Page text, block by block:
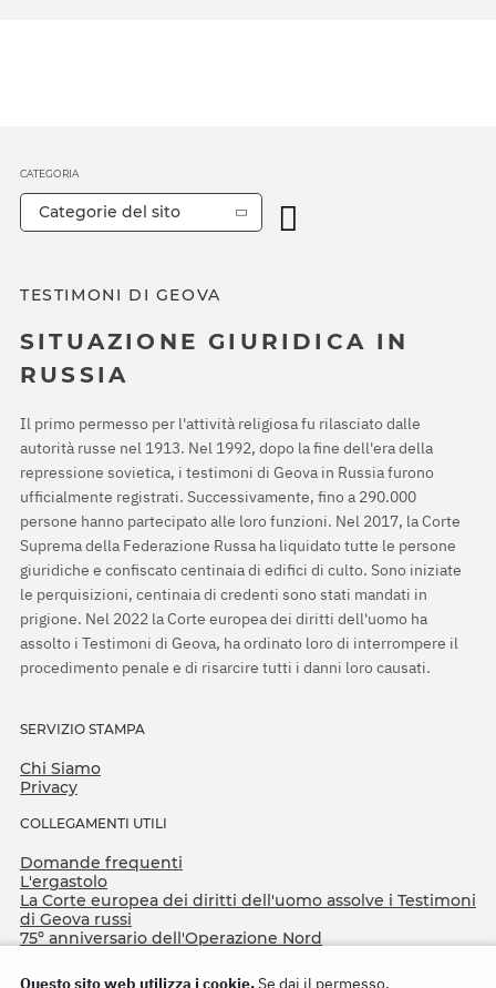
TESTIMONI DI GEOVA
SITUAZIONE GIURIDICA IN
RUSSIA
Il primo permesso per l'attività religiosa fu rilasciato dalle
autorità russe nel 1913. Nel 1992, dopo la fine dell'era della
repressione sovietica, i testimoni di Geova in Russia furono
ufficialmente registrati. Successivamente, fino a 290.000
persone hanno partecipato alle loro funzioni. Nel 2017, la Corte
Suprema della Federazione Russa ha liquidato tutte le persone
giuridiche e confiscato centinaia di edifici di culto. Sono iniziate
le perquisizioni, centinaia di credenti sono stati mandati in
prigione. Nel 2022 la Corte europea dei diritti dell'uomo ha
assolto i Testimoni di Geova, ha ordinato loro di interrompere il
procedimento penale e di risarcire tutti i danni loro causati.
SERVIZIO STAMPA
Chi Siamo
Privacy
COLLEGAMENTI UTILI
Domande frequenti
L'ergastolo
La Corte europea dei diritti dell'uomo assolve i Testimoni
di Geova russi
75º anniversario dell'Operazione Nord
CATEGORIA
Categorie del sito
Questo sito web utilizza i cookie.Se dai il permesso,